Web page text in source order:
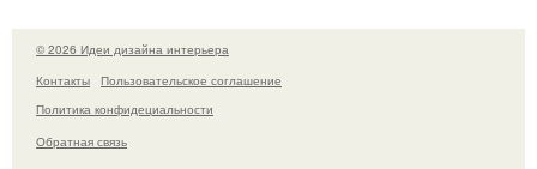
© 2026 Идеи дизайна интерьера
Контакты
Пользовательское соглашение
Политика конфидециальности
Обратная связь